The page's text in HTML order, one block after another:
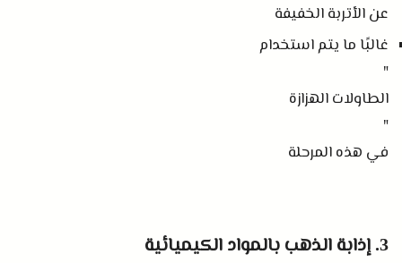
عن الأتربة الخفيفة
غالبًا ما يتم استخدام
"
الطاولات الهزازة
"
في هذه المرحلة
3. إذابة الذهب بالمواد الكيميائية